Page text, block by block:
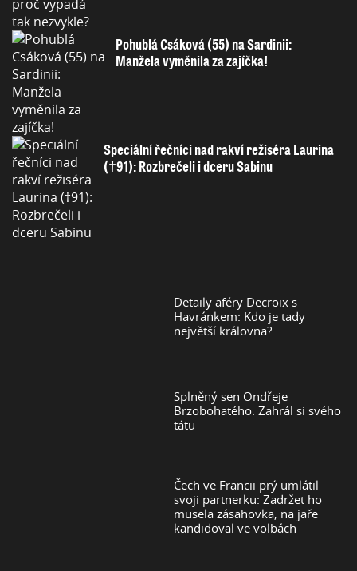
Pohublá Csáková (55) na Sardinii:
Manžela vyměnila za zajíčka!
Speciální řečníci nad rakví režiséra Laurina
(†91): Rozbrečeli i dceru Sabinu
Detaily aféry Decroix s
Havránkem: Kdo je tady
největší královna?
Splněný sen Ondřeje
Brzobohatého: Zahrál si svého
tátu
Čech ve Francii prý umlátil
svoji partnerku: Zadržet ho
musela zásahovka, na jaře
kandidoval ve volbách